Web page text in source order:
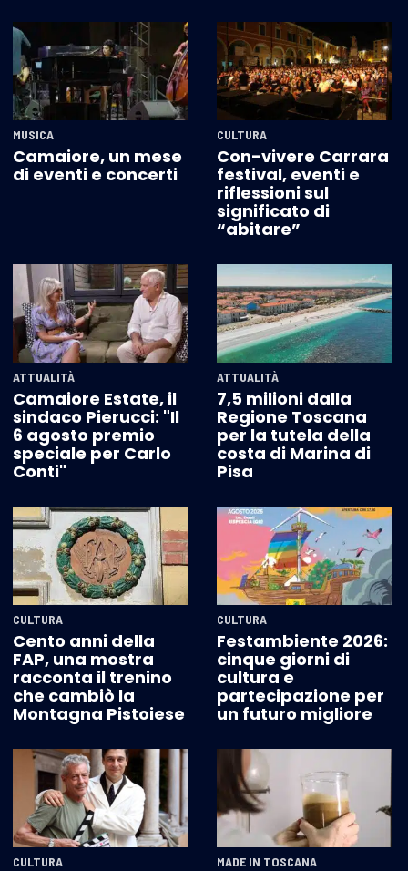
MUSICA
Camaiore, un mese
di eventi e concerti
CULTURA
Con-vivere Carrara
festival, eventi e
riflessioni sul
significato di
“abitare”
ATTUALITÀ
Camaiore Estate, il
sindaco Pierucci: "Il
6 agosto premio
speciale per Carlo
Conti"
ATTUALITÀ
7,5 milioni dalla
Regione Toscana
per la tutela della
costa di Marina di
Pisa
CULTURA
Cento anni della
FAP, una mostra
racconta il trenino
che cambiò la
Montagna Pistoiese
CULTURA
Festambiente 2026:
cinque giorni di
cultura e
partecipazione per
un futuro migliore
CULTURA MADE IN TOSCANA